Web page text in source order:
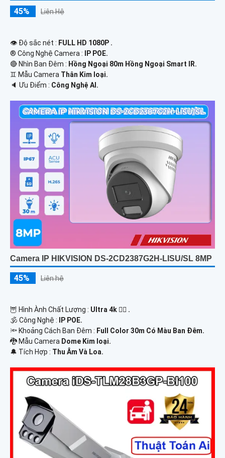
45% Liên Hệ
👁 Độ sắc nét : FULL HD 1080P .
®️ Công Nghệ Camera :
IP POE.
🔴 Nhìn Ban Đêm : Hồng Ngoại 80m Hồng Ngoại Smart IR.
♊ Mẫu Camera Thân Kim loại.
️🔈 Ưu Điểm : Công Nghệ AI.
Camera IP HIKVISION DS-2CD2387G2H-LISU/SL 8MP
45% Liên hệ
🦉 Hình Ành Chất Lượng : Ultra 4k 👍🏾 .
🕉️ Công Nghệ :
IP POE.
🔦 Khoảng Cách Ban Đêm : Full Color 30m Có Màu Ban Ðêm.
🐉️ Mẫu Camera Dome Kim loại.
️🔔 Tích Hợp : Thu Âm Và Loa.